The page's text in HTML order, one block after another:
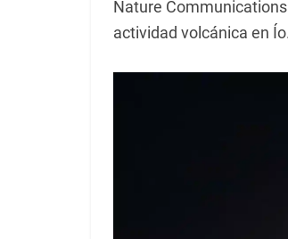
Nature
actividad volcánica en Ío.